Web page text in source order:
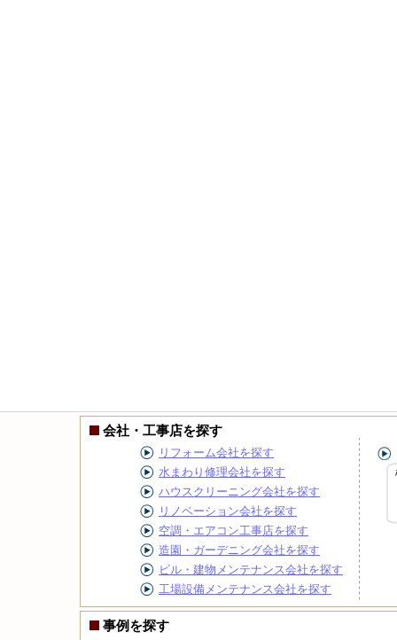
会社・工事店を探す
リフォーム会社を探す
水まわり修理会社を探す
ハウスクリーニング会社を探す
リノベーション会社を探す
空調・エアコン工事店を探す
造園・ガーデニング会社を探す
ビル・建物メンテナンス会社を探す
工場設備メンテナンス会社を探す
事例を探す